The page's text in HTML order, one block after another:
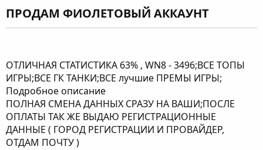
а
ПРОДАМ ФИОЛЕТОВЫЙ АККАУНТ​
ОТЛИЧНАЯ СТАТИСТИКА 63% , WN8 - 3496;ВСЕ ТОПЫ
ИГРЫ;ВСЕ ГК ТАНКИ;ВСЕ лучшие ПРЕМЫ ИГРЫ;
Подробное описание
ПОЛНАЯ СМЕНА ДАННЫХ СРАЗУ НА ВАШИ;ПОСЛЕ
ОПЛАТЫ ТАК ЖЕ ВЫДАЮ РЕГИСТРАЦИОННЫЕ
ДАННЫЕ ( ГОРОД РЕГИСТРАЦИИ И ПРОВАЙДЕР,
ОТДАМ ПОЧТУ )